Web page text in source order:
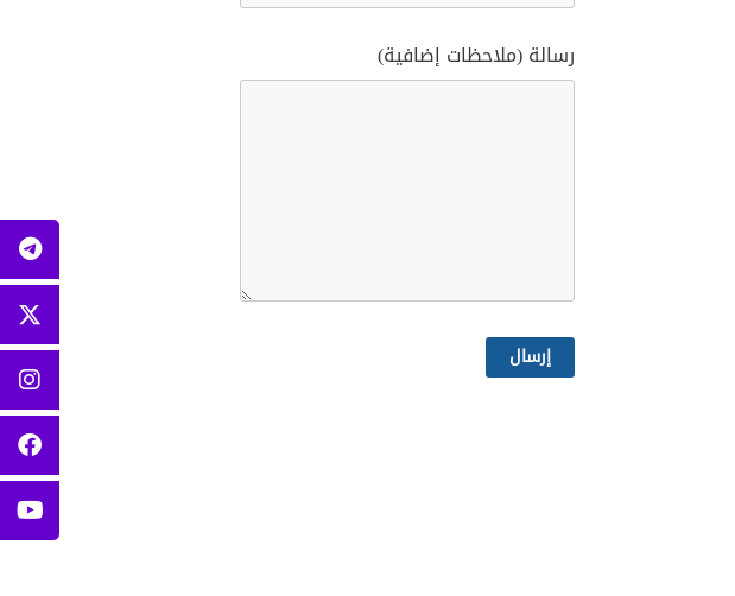
رسالة (ملاحظات إضافية)